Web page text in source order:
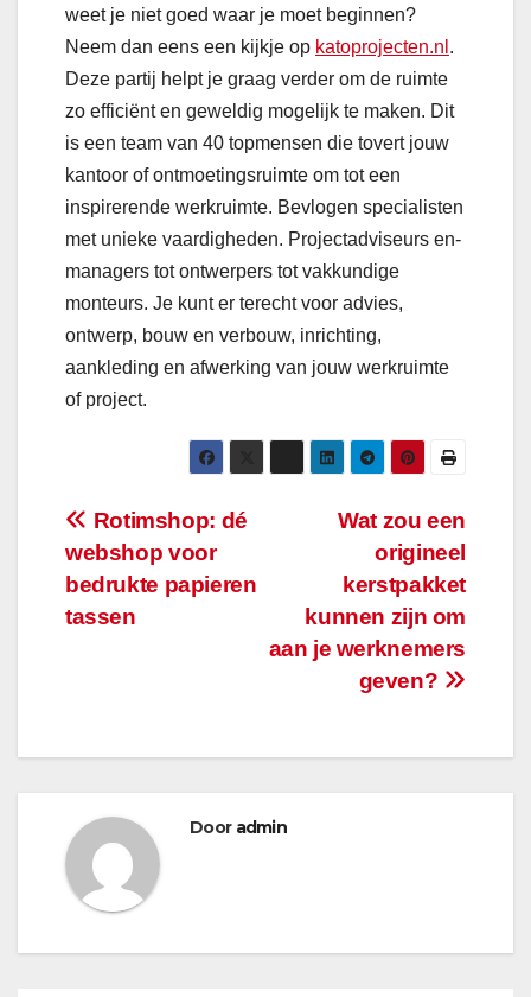
weet je niet goed waar je moet beginnen?
Neem dan eens een kijkje op katoprojecten.nl .
Deze partij helpt je graag verder om de ruimte
zo efficiënt en geweldig mogelijk te maken. Dit
is een team van 40 topmensen die tovert jouw
kantoor of ontmoetingsruimte om tot een
inspirerende werkruimte. Bevlogen specialisten
met unieke vaardigheden. Projectadviseurs en-
managers tot ontwerpers tot vakkundige
monteurs. Je kunt er terecht voor advies,
ontwerp, bouw en verbouw, inrichting,
aankleding en afwerking van jouw werkruimte
of project.
Bericht
navigatie
Wat zou een
origineel
kerstpakket
kunnen zijn om
aan je werknemers
geven?
Rotimshop: dé
webshop voor
bedrukte papieren
tassen
Door admin